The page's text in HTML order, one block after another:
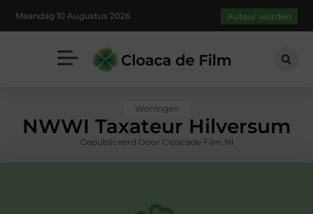
Maandag 10 Augustus 2026 Auteur worden
Woningen
NWWI Taxateur Hilversum
Gepubliceerd Door Cloacade Film.nl